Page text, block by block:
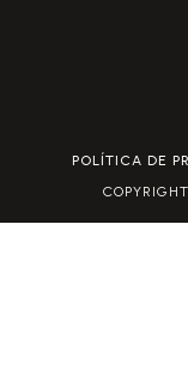
POLÍTICA DE